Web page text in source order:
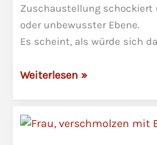
Zuschaustellung schockiert
oder unbewusster Ebene.
Es scheint, als würde sich
Das
der
Weiterlesen »